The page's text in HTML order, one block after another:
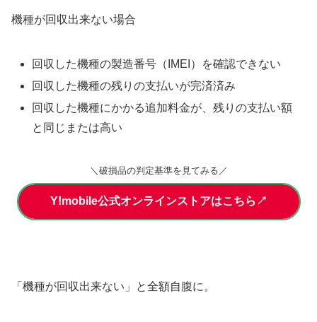
機種が回収出来ない場合
回収した機種の製造番号（IMEI）を確認できない
回収した機種の残りの支払いが完済済み
回収した機種にかかる追加料金が、残りの支払い額
と同じまたは高い
＼破損品の判定基準を見てみる／
Y!mobile公式オンラインストアはこちら↗
「機種が回収出来ない」と全額自腹に。